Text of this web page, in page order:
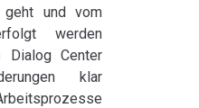
geht und vom
werden
Dialog Center
klar